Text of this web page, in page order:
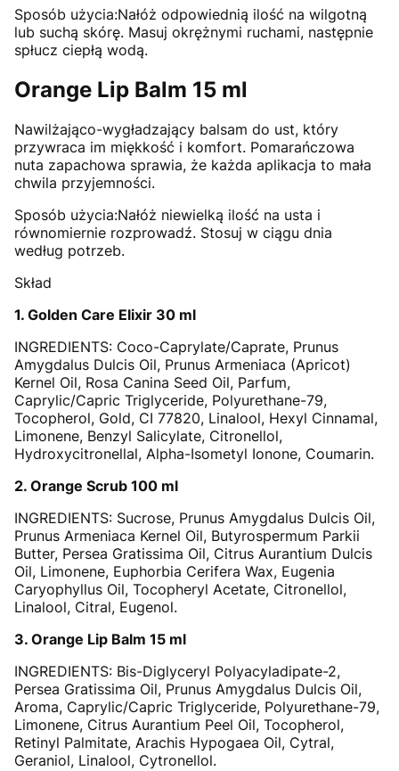
Sposób użycia:Nałóż odpowiednią ilość na wilgotną
lub suchą skórę. Masuj okrężnymi ruchami, następnie
spłucz ciepłą wodą.
Orange Lip Balm 15 ml
Nawilżająco-wygładzający balsam do ust, który
przywraca im miękkość i komfort. Pomarańczowa
nuta zapachowa sprawia, że każda aplikacja to mała
chwila przyjemności.
Sposób użycia:Nałóż niewielką ilość na usta i
równomiernie rozprowadź. Stosuj w ciągu dnia
według potrzeb.
Skład
1. Golden Care Elixir 30 ml
INGREDIENTS: Coco-Caprylate/Caprate, Prunus
Amygdalus Dulcis Oil, Prunus Armeniaca (Apricot)
Kernel Oil, Rosa Canina Seed Oil, Parfum,
Caprylic/Capric Triglyceride, Polyurethane-79,
Tocopherol, Gold, CI 77820, Linalool, Hexyl Cinnamal,
Limonene, Benzyl Salicylate, Citronellol,
Hydroxycitronellal, Alpha-Isometyl Ionone, Coumarin.
2. Orange Scrub 100 ml
INGREDIENTS: Sucrose, Prunus Amygdalus Dulcis Oil,
Prunus Armeniaca Kernel Oil, Butyrospermum Parkii
Butter, Persea Gratissima Oil, Citrus Aurantium Dulcis
Oil, Limonene, Euphorbia Cerifera Wax, Eugenia
Caryophyllus Oil, Tocopheryl Acetate, Citronellol,
Linalool, Citral, Eugenol.
3. Orange Lip Balm 15 ml
INGREDIENTS: Bis-Diglyceryl Polyacyladipate-2,
Persea Gratissima Oil, Prunus Amygdalus Dulcis Oil,
Aroma, Caprylic/Capric Triglyceride, Polyurethane-79,
Limonene, Citrus Aurantium Peel Oil, Tocopherol,
Retinyl Palmitate, Arachis Hypogaea Oil, Cytral,
Geraniol, Linalool, Cytronellol.